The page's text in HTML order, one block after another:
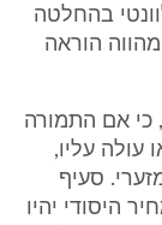
בהחלטה
הוראה
ג' להחלטה 534 קובע, כי אם התמורה
עולה עליו,
המזערי. סעיף
היסודי יהיו